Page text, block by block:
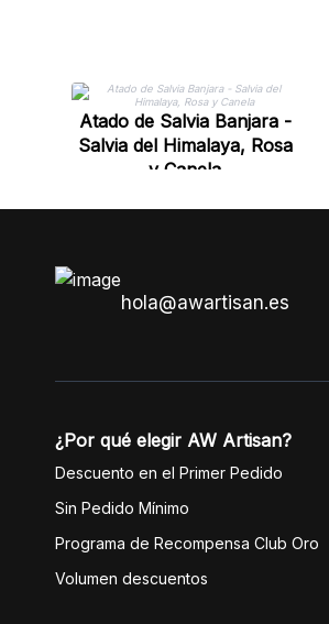
Atado de Salvia Banjara -
Salvia del Himalaya, Rosa
y Canela
hola@awartisan.es
¿Por qué elegir AW Artisan?
Descuento en el Primer Pedido
Sin Pedido Mínimo
Programa de Recompensa Club Oro
Volumen descuentos